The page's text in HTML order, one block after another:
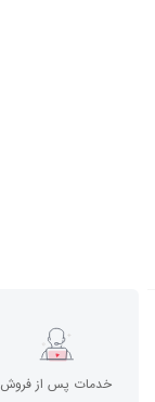
خدمات پس از فروش